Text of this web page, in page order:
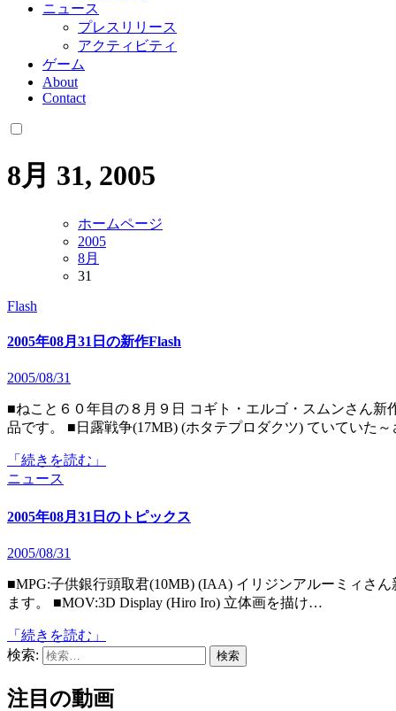
ニュース
プレスリリース
アクティビティ
ゲーム
About
Contact
8月 31, 2005
ホームページ
2005
8月
31
Flash
2005年08月31日の新作Flash
2005/08/31
■ねこと６０年目の８月９日 コギト・エルゴ・スムンさん新作。ねこまんが倉庫さんのヴォイスドラマをFlash化した作
品です。 ■日露戦争(17MB) (ホタテプロダクツ) ていていた
「続きを読む」
ニュース
2005年08月31日のトピックス
2005/08/31
■MPG:子供銀行頭取君(10MB) (IAA) イリジンアルーミィさん新作。小学校にも通う頭取君の一日の行動(仕事？)を追い
ます。 ■MOV:3D Display (Hiro Iro) 立体画を描け…
「続きを読む」
検索:
注目の動画